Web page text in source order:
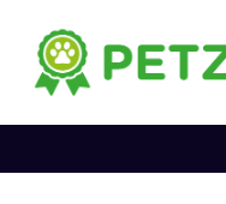
contenuto